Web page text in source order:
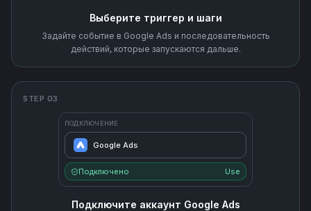
Выберите триггер и шаги
Задайте событие в Google Ads и последовательность
действий, которые запускаются дальше.
STEP 03
ПОДКЛЮЧЕНИЕ
Google Ads
Подключено Use
Подключите аккаунт Google Ads